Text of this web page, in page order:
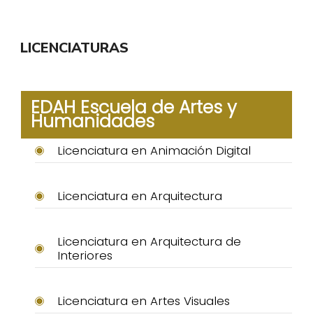
LICENCIATURAS
EDAH Escuela de Artes y
Humanidades
Licenciatura en Animación Digital
Licenciatura en Arquitectura
Licenciatura en Arquitectura de
Interiores
Licenciatura en Artes Visuales